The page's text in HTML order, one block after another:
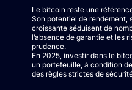
Le bitcoin reste une
Son potentiel de rendement,
croissante séduisent de
l’absence de garantie et les
prudence.
En 2025, investir dans le
un portefeuille, à condition
des règles strictes de